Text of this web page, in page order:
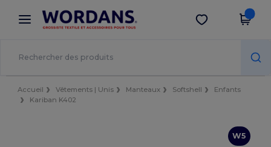
× Appli Wordans
Meilleurs prix sur l’app !
Obtenir l'appli
Accueil Vêtements | Unis Manteaux Softshell
Enfants
Kariban K402
W5